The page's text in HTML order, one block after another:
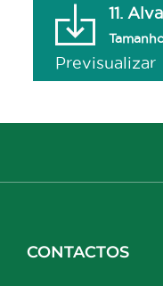
11.
Previsualizar
CONTACTOS